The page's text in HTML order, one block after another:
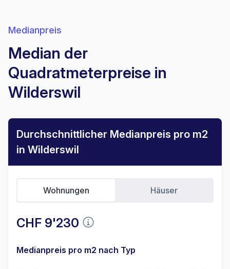
Medianpreis
Median der
Quadratmeterpreise in
Wilderswil
Durchschnittlicher Medianpreis pro m2
in Wilderswil
CHF 9'230
Wohnungen Häuser
Medianpreis pro m2 nach Typ